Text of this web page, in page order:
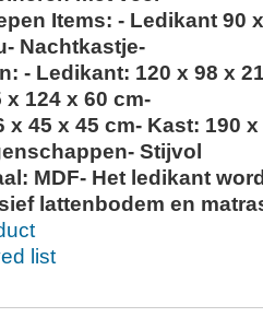
Items: - Ledikant 90 x
Nachtkastje-
- Ledikant: 120 x 98 x
124 x 60 cm-
x 45 x 45 cm- Kast: 190 x
Stijvol
MDF- Het ledikant
lattenbodem en
list